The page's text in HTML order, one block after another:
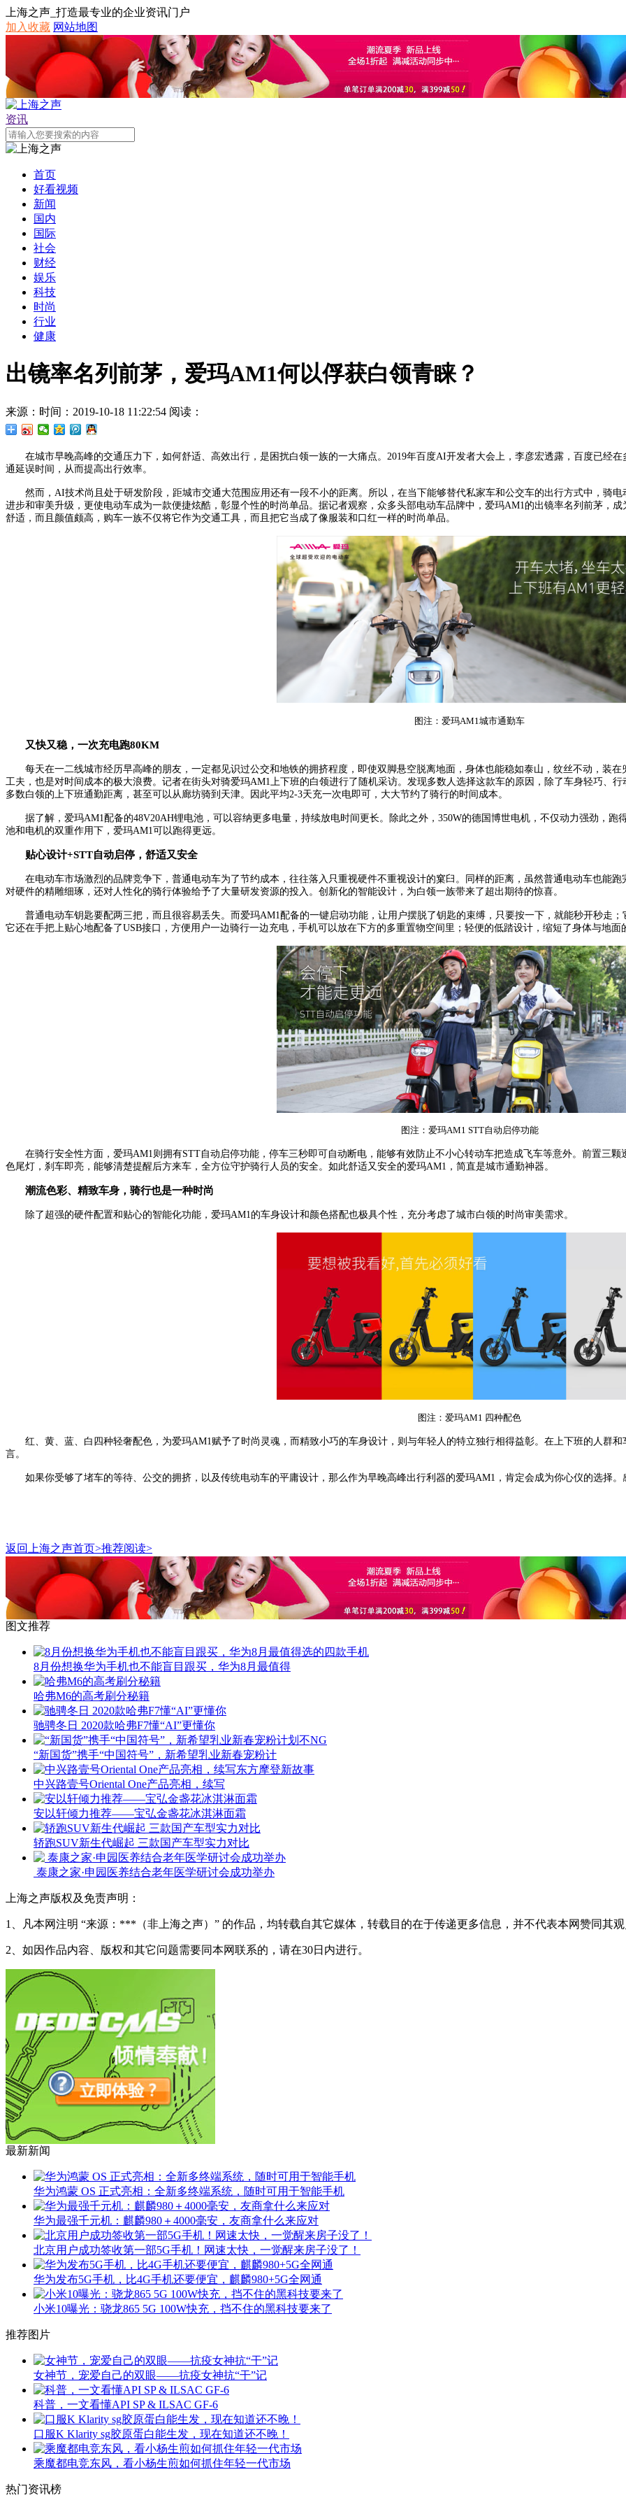
上海之声_打造最专业的企业资讯门户
加入收藏 网站地图
资讯
首页
好看视频
新闻
国内
国际
社会
财经
娱乐
科技
时尚
行业
健康
出镜率名列前茅，爱玛AM1何以俘获白领青睐？
来源： 时间：2019-10-18 11:22:54 阅读：
在城市早晚高峰的交通压力下，如何舒适、高效出行，是困扰白领一族的一大痛点。2019年百度AI开发者大会上，李彦宏透露，百度已经
通延误时间，从而提高出行效率。
然而，AI技术尚且处于研发阶段，距城市交通大范围应用还有一段不小的距离。所以，在当下能够替代私家车和公交车的出行方式中，骑
进步和审美升级，更使电动车成为一款便捷炫酷，彰显个性的时尚单品。据记者观察，众多头部电动车品牌中，爱玛AM1的出镜率名列前茅，
舒适，而且颜值颇高，购车一族不仅将它作为交通工具，而且把它当成了像服装和口红一样的时尚单品。
图注：爱玛AM1城市通勤车
又快又稳，一次充电跑80KM
每天在一二线城市经历早高峰的朋友，一定都见识过公交和地铁的拥挤程度，即使双脚悬空脱离地面，身体也能稳如泰山，纹丝不动，装
工夫，也是对时间成本的极大浪费。记者在街头对骑爱玛AM1上下班的白领进行了随机采访。发现多数人选择这款车的原因，除了车身轻巧、
多数白领的上下班通勤距离，甚至可以从廊坊骑到天津。因此平均2-3天充一次电即可，大大节约了骑行的时间成本。
据了解，爱玛AM1配备的48V20AH锂电池，可以容纳更多电量，持续放电时间更长。除此之外，350W的德国博世电机，不仅动力强劲，
池和电机的双重作用下，爱玛AM1可以跑得更远。
贴心设计+STT自动启停，舒适又安全
在电动车市场激烈的品牌竞争下，普通电动车为了节约成本，往往落入只重视硬件不重视设计的窠臼。同样的距离，虽然普通电动车也能
对硬件的精雕细琢，还对人性化的骑行体验给予了大量研发资源的投入。创新化的智能设计，为白领一族带来了超出期待的惊喜。
普通电动车钥匙要配两三把，而且很容易丢失。而爱玛AM1配备的一键启动功能，让用户摆脱了钥匙的束缚，只要按一下，就能秒开秒走
它还在手把上贴心地配备了USB接口，方便用户一边骑行一边充电，手机可以放在下方的多重置物空间里；轻便的低踏设计，缩短了身体与地
图注：爱玛AM1 STT自动启停功能
在骑行安全性方面，爱玛AM1则拥有STT自动启停功能，停车三秒即可自动断电，能够有效防止不小心转动车把造成飞车等意外。前置三
色尾灯，刹车即亮，能够清楚提醒后方来车，全方位守护骑行人员的安全。如此舒适又安全的爱玛AM1，简直是城市通勤神器。
潮流色彩、精致车身，骑行也是一种时尚
除了超强的硬件配置和贴心的智能化功能，爱玛AM1的车身设计和颜色搭配也极具个性，充分考虑了城市白领的时尚审美需求。
图注：爱玛AM1 四种配色
红、黄、蓝、白四种轻奢配色，为爱玛AM1赋予了时尚灵魂，而精致小巧的车身设计，则与年轻人的特立独行相得益彰。在上下班的人群
言。
如果你受够了堵车的等待、公交的拥挤，以及传统电动车的平庸设计，那么作为早晚高峰出行利器的爱玛AM1，肯定会成为你心仪的选择
返回上海之声首页>推荐阅读>
图文推荐
8月份想换华为手机也不能盲目跟买，华为8月最值得
哈弗M6的高考刷分秘籍
驰骋冬日 2020款哈弗F7懂“AI”更懂你
“新国货”携手“中国符号”，新希望乳业新春宠粉计
中兴路壹号Oriental One产品亮相，续写
安以轩倾力推荐——宝弘金盏花冰淇淋面霜
轿跑SUV新生代崛起 三款国产车型实力对比
​ 泰康之家·申园医养结合老年医学研讨会成功举办
上海之声版权及免责声明：
1、凡本网注明 “来源：***（非上海之声）” 的作品，均转载自其它媒体，转载目的在于传递更多信息，并不代表本网赞同其
2、如因作品内容、版权和其它问题需要同本网联系的，请在30日内进行。
最新新闻
华为鸿蒙 OS 正式亮相：全新多终端系统，随时可用于智能手机
华为最强千元机：麒麟980＋4000毫安，友商拿什么来应对
北京用户成功签收第一部5G手机！网速太快，一觉醒来房子没了！
华为发布5G手机，比4G手机还要便宜，麒麟980+5G全网通
小米10曝光：骁龙865 5G 100W快充，挡不住的黑科技要来了
推荐图片
女神节，宠爱自己的双眼——抗疫女神抗“干”记
科普，一文看懂API SP & ILSAC GF-6
口服K Klarity sg胶原蛋白能生发，现在知道还不晚！
乘魔都电竞东风，看小杨生煎如何抓住年轻一代市场
热门资讯榜